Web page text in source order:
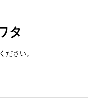
タ
ださい。